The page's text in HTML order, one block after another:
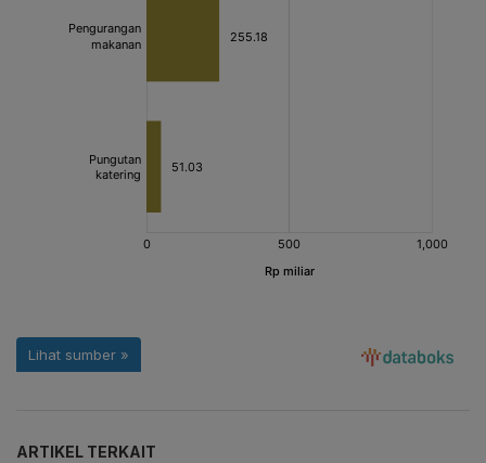
ARTIKEL TERKAIT